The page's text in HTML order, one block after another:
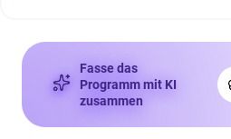
Fasse das
Programm mit KI
zusammen